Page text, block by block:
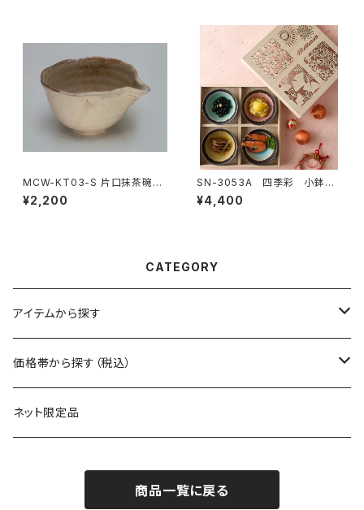
MCW-KT03-S 片口抹茶碗
志野
¥2,200
SN-3053A 四季彩 小鉢4P
木箱入
¥4,400
CATEGORY
アイテムから探す
マグ
保冷缶ホルダー
価格帯から探す（税込）
～550円
ネット限定品
商品一覧に戻る